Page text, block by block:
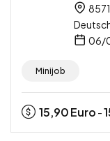
06/
Minijob
15,90Euro -